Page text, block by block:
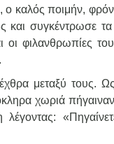
ποιμήν,
και συγκέντρωσε
φιλανθρωπίες
μεταξύ τους. Ως
χωριά